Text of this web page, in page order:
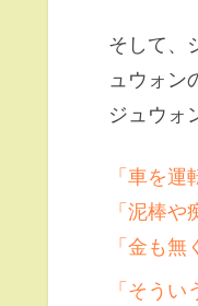
そして、
ュウォン
ジュウォ
「車を運
「泥棒
「金も
「そうい